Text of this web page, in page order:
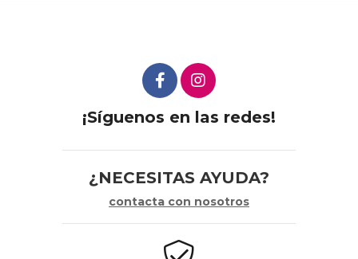
¡Síguenos en las redes!
¿NECESITAS AYUDA?
contacta con nosotros